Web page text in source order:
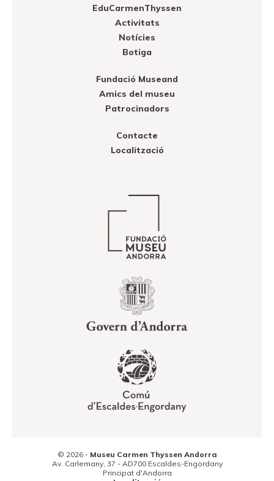
EduCarmenThyssen
Activitats
Notícies
Botiga
Fundació Museand
Amics del museu
Patrocinadors
Contacte
Localització
© 2026 - Museu Carmen Thyssen Andorra
Av. Carlemany, 37 - AD700 Escaldes-Engordany
Principat d'Andorra